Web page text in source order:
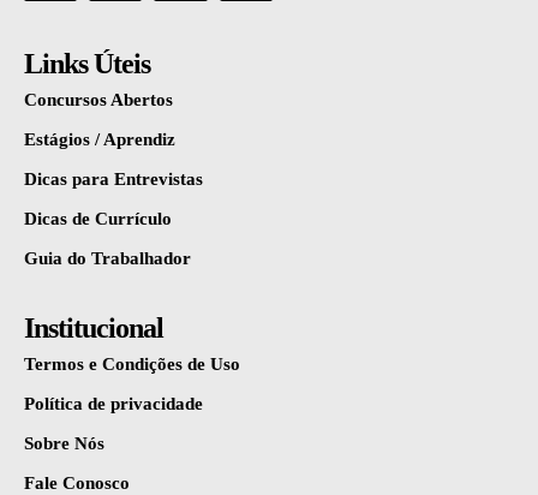
Links Úteis
Concursos Abertos
Estágios / Aprendiz
Dicas para Entrevistas
Dicas de Currículo
Guia do Trabalhador
Institucional
Termos e Condições de Uso
Política de privacidade
Sobre Nós
Fale Conosco